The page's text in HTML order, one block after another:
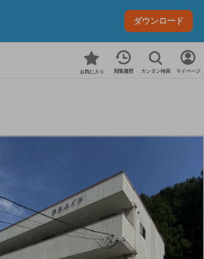
ダウンロード
お気に入り 閲覧履歴 カンタン検索 マイページ